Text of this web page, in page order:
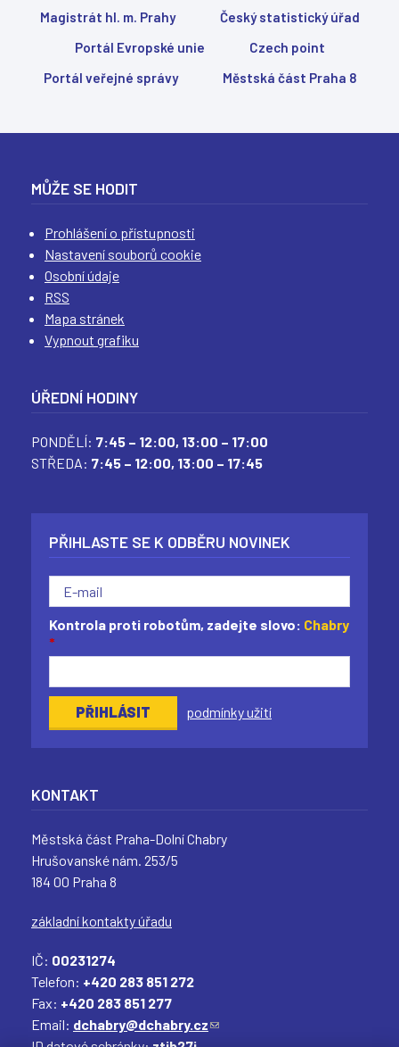
Magistrát hl. m. Prahy
Český statistický úřad
Portál Evropské unie
Czech point
Portál veřejné správy
Městská část Praha 8
MŮŽE SE HODIT
Prohlášení o přístupnosti
Nastavení souborů cookie
Osobní údaje
RSS
Mapa stránek
Vypnout grafiku
ÚŘEDNÍ HODINY
PONDĚLÍ: 7:45 – 12:00, 13:00 – 17:00
STŘEDA: 7:45 – 12:00, 13:00 – 17:45
PŘIHLASTE SE K ODBĚRU NOVINEK
Kontrola proti robotům, zadejte slovo: Chabry
*
podmínky užití
KONTAKT
Městská část Praha-Dolní Chabry
Hrušovanské nám. 253/5
184 00 Praha 8
základní kontakty úřadu
IČ: 00231274
Telefon: +420 283 851 272
Fax: +420 283 851 277
Email: dchabry@dchabry.cz(